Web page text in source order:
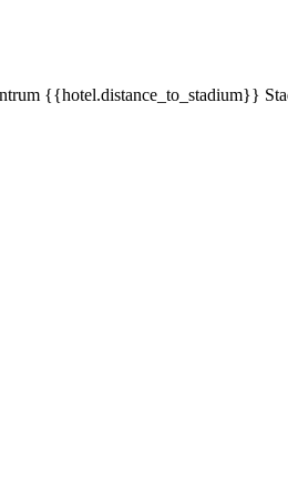
{{hotel.distance_to_stadium}}